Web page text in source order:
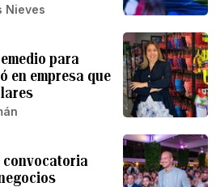
Nieves
para
en empresa que
convocatoria